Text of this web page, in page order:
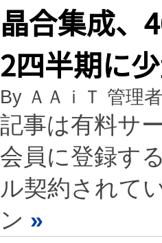
晶合集成、
2四半期に
By ＡＡｉＴ 管理者
記事は有料サ
会員に登録す
ル契約されて
ン »